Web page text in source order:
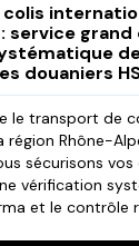
service
douaniers
le transport de
région Rhône-
sécurisons
vérification
et le contrôle